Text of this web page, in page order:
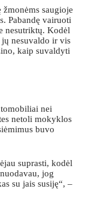
saugioje
Pabandę vairuoti
nesutriktų. Kodėl
nesuvaldo ir vis
kaip suvaldyti
nei
netoli mokyklos
buvo
suprasti, kodėl
jog
su jais susiję“, –